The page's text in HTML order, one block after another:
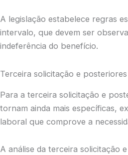
A legislação estabelece regras
intervalo, que devem ser
indeferência do benefício.
Terceira solicitação e posteriores
Para a terceira solicitação e
tornam ainda mais específicas,
laboral que comprove a
A análise da terceira solicitação